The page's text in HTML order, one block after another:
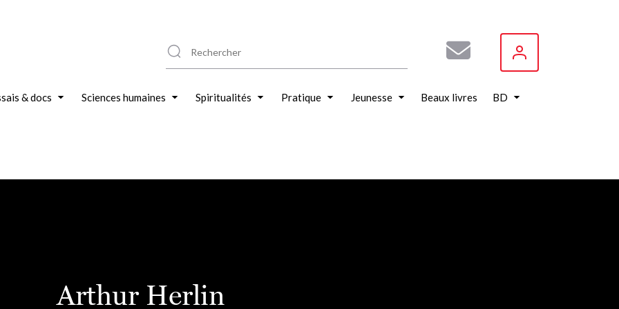
& docs Sciences humaines Spiritualités Pratique Jeunesse Beaux livres BD
Arthur Herlin